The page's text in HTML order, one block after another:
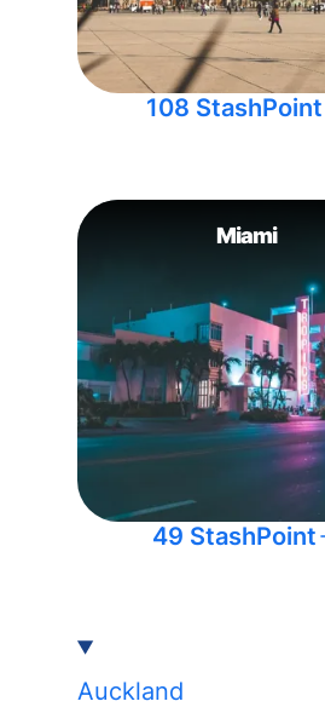
108 StashPoint
Miami
49 StashPoint
Auckland